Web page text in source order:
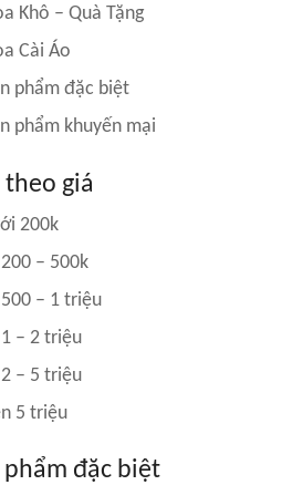
Khô – Quà Tặng
Cài Áo
phẩm đặc biệt
phẩm khuyến mại
theo giá
200k
– 500k
– 1 triệu
– 2 triệu
– 5 triệu
5 triệu
phẩm đặc biệt